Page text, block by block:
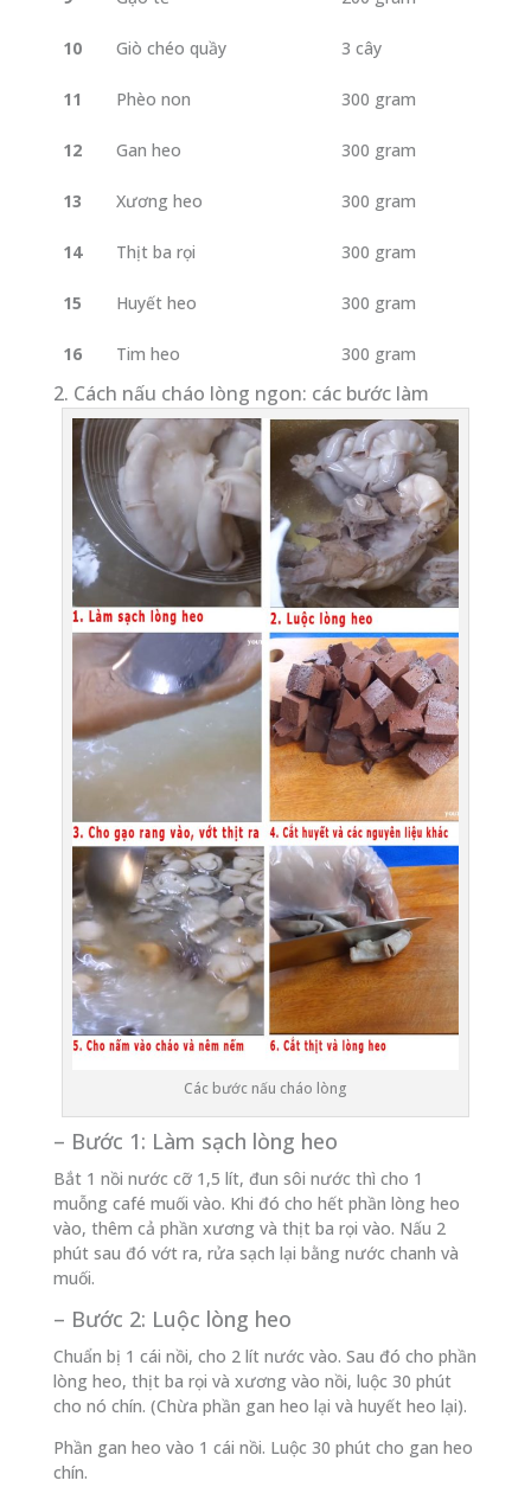
10 Giò chéo quầy 3 cây
11 Phèo non 300 gram
12 Gan heo 300 gram
13 Xương heo 300 gram
14 Thịt ba rọi 300 gram
15 Huyết heo 300 gram
16 Tim heo 300 gram
2. Cách nấu cháo lòng ngon: các bước làm
Các bước nấu cháo lòng
– Bước 1: Làm sạch lòng heo
Bắt 1 nồi nước cỡ 1,5 lít, đun sôi nước thì cho 1
muỗng café muối vào. Khi đó cho hết phần lòng heo
vào, thêm cả phần xương và thịt ba rọi vào. Nấu 2
phút sau đó vớt ra, rửa sạch lại bằng nước chanh và
muối.
– Bước 2: Luộc lòng heo
Chuẩn bị 1 cái nồi, cho 2 lít nước vào. Sau đó cho phần
lòng heo, thịt ba rọi và xương vào nồi, luộc 30 phút
cho nó chín. (Chừa phần gan heo lại và huyết heo lại).
Phần gan heo vào 1 cái nồi. Luộc 30 phút cho gan heo
chín.